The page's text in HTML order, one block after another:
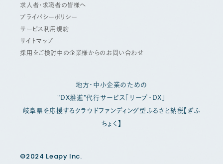
求人者・求職者の皆様へ
プライバシーポリシー
サービス利用規約
サイトマップ
採用をご検討中の企業様からのお問い合わせ
地方・中小企業のための
"DX推進"代行サービス「リープ・DX」
岐阜県を応援するクラウドファンディング型ふるさと納税【ぎふ
ちょく】
©2024 Leapy Inc.